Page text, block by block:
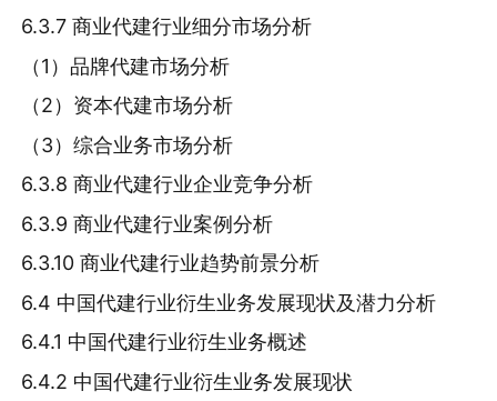
6.3.7 商业代建行业细分市场分析
（1）品牌代建市场分析
（2）资本代建市场分析
（3）综合业务市场分析
6.3.8 商业代建行业企业竞争分析
6.3.9 商业代建行业案例分析
6.3.10 商业代建行业趋势前景分析
6.4 中国代建行业衍生业务发展现状及潜力分析
6.4.1 中国代建行业衍生业务概述
6.4.2 中国代建行业衍生业务发展现状